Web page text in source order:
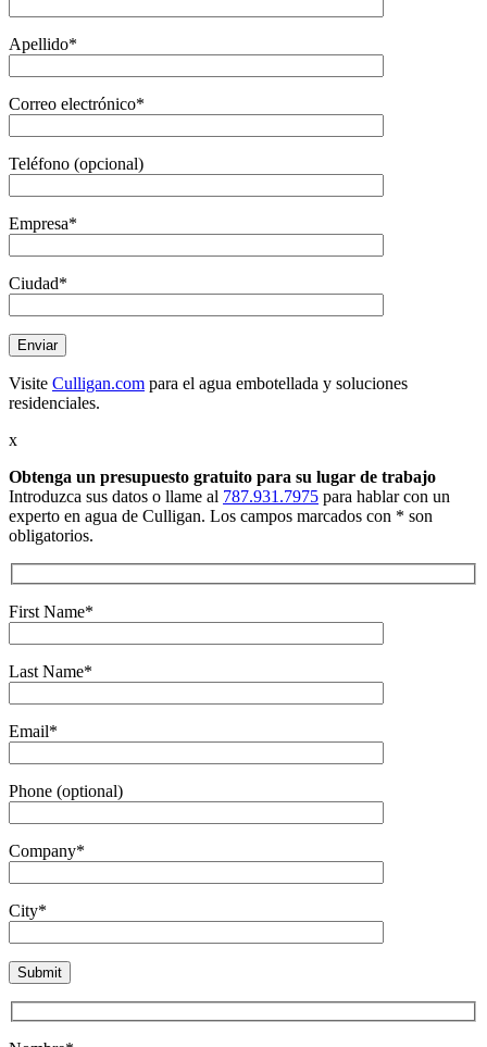
Apellido*
Correo electrónico*
Teléfono (opcional)
Empresa*
Ciudad*
Visite Culligan.com para el agua embotellada y soluciones
residenciales.
x
Obtenga un presupuesto gratuito para su lugar de trabajo
Introduzca sus datos o llame al 787.931.7975 para hablar con un
experto en agua de Culligan. Los campos marcados con * son
obligatorios.
First Name*
Last Name*
Email*
Phone (optional)
Company*
City*